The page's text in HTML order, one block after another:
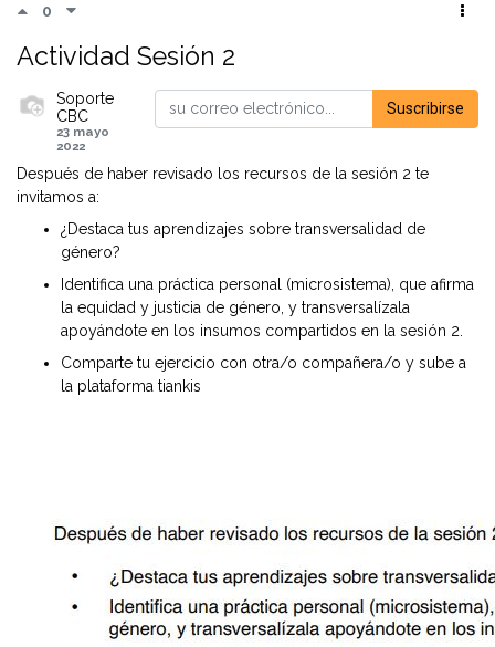
0
Actividad Sesión 2
Soporte
CBC
23 mayo
2022
Suscribirse
Después de haber revisado los recursos de la sesión 2 te
invitamos a:
¿Destaca tus aprendizajes sobre transversalidad de
género?
Identifica una práctica personal (microsistema), que afirma
la equidad y justicia de género, y transversalízala
apoyándote en los insumos compartidos en la sesión 2.
Comparte tu ejercicio con otra/o compañera/o y sube a
la plataforma tiankis